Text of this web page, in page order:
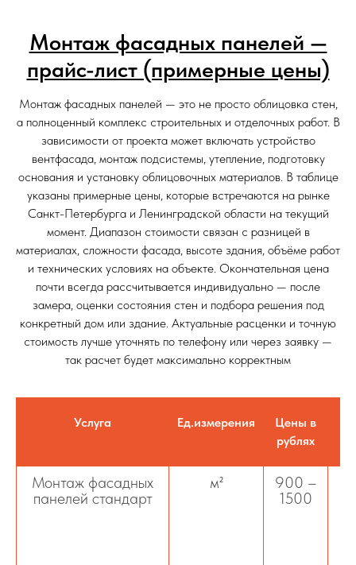
Монтаж фасадных панелей —
прайс-лист (примерные цены)
Монтаж фасадных панелей — это не просто облицовка стен,
а полноценный комплекс строительных и отделочных работ. В
зависимости от проекта может включать устройство
вентфасада, монтаж подсистемы, утепление, подготовку
основания и установку облицовочных материалов. В таблице
указаны примерные цены, которые встречаются на рынке
Санкт-Петербурга и Ленинградской области на текущий
момент. Диапазон стоимости связан с разницей в
материалах, сложности фасада, высоте здания, объёме работ
и технических условиях на объекте. Окончательная цена
почти всегда рассчитывается индивидуально — после
замера, оценки состояния стен и подбора решения под
конкретный дом или здание. Актуальные расценки и точную
стоимость лучше уточнять по телефону или через заявку —
так расчет будет максимально корректным
Услуга Ед.измерения
Цены в
рублях
Монтаж фасадных
панелей стандарт
м²
900 –
1500